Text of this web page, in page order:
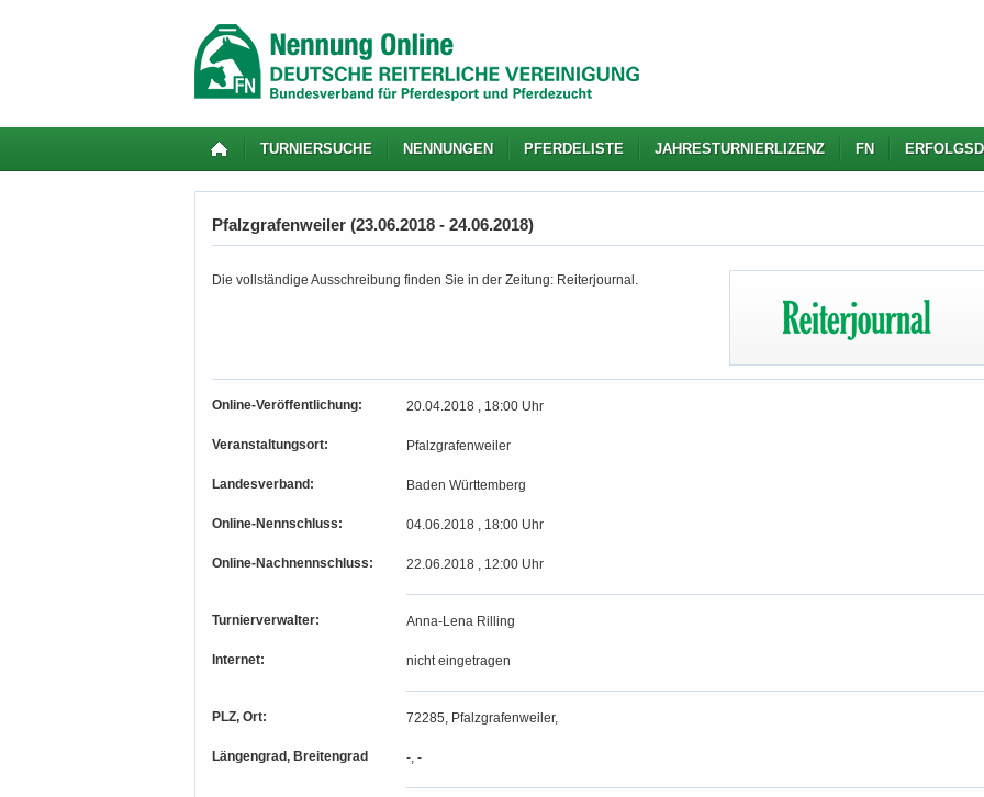
TURNIERSUCHE NENNUNGEN PFERDELISTE JAHRESTURNIERLIZENZ FN
Pfalzgrafenweiler (23.06.2018 - 24.06.2018)
Die vollständige Ausschreibung finden Sie in der Zeitung: Reiterjournal.
Online-Veröffentlichung: 20.04.2018 , 18:00 Uhr
Veranstaltungsort: Pfalzgrafenweiler
Landesverband: Baden Württemberg
Online-Nennschluss: 04.06.2018 , 18:00 Uhr
Online-Nachnennschluss: 22.06.2018 , 12:00 Uhr
Turnierverwalter: Anna-Lena Rilling
Internet: nicht eingetragen
PLZ, Ort: 72285, Pfalzgrafenweiler,
Längengrad, Breitengrad -, -